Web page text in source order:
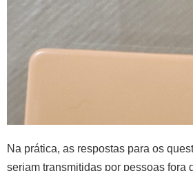
Na prática, as respostas para os
seriam transmitidas por pessoas fora